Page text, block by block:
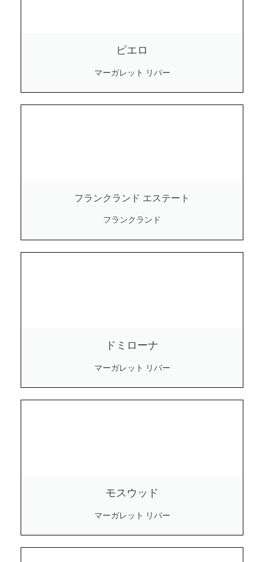
ピエロ
マーガレット リバー
フランクランド エステート
フランクランド
ドミローナ
マーガレット リバー
モスウッド
マーガレット リバー